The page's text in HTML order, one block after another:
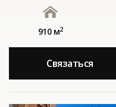
910 м2
Связаться